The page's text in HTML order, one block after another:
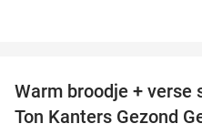
Warm broodje + verse
Ton Kanters Gezond